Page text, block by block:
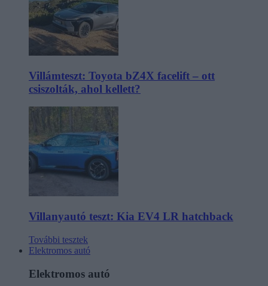
Villámteszt: Toyota bZ4X facelift – ott
csiszolták, ahol kellett?
Villanyautó teszt: Kia EV4 LR hatchback
További tesztek
Elektromos autó
Elektromos autó